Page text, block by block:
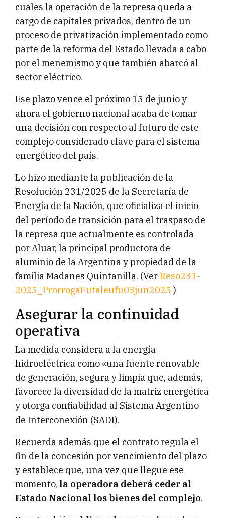
cuales la operación de la represa queda a
cargo de capitales privados, dentro de un
proceso de privatización implementado como
parte de la reforma del Estado llevada a cabo
por el menemismo y que también abarcó al
sector eléctrico.
Ese plazo vence el próximo 15 de junio y
ahora el gobierno nacional acaba de tomar
una decisión con respecto al futuro de este
complejo considerado clave para el sistema
energético del país.
Lo hizo mediante la publicación de la
Resolución 231/2025 de la Secretaría de
Energía de la Nación, que oficializa el inicio
del período de transición para el traspaso de
la represa que actualmente es controlada
por Aluar, la principal productora de
aluminio de la Argentina y propiedad de la
familia Madanes Quintanilla. (VerReso231-
2025_ProrrogaFutaleufu03jun2025 )
Asegurar la continuidad
operativa
La medida considera a la energía
hidroeléctrica como «una fuente renovable
de generación, segura y limpia que, además,
favorece la diversidad de la matriz energética
y otorga confiabilidad al Sistema Argentino
de Interconexión (SADI).
Recuerda además que el contrato regula el
fin de la concesión por vencimiento del plazo
y establece que, una vez que llegue ese
momento, la operadora deberá ceder al
Estado Nacional los bienes del complejo.